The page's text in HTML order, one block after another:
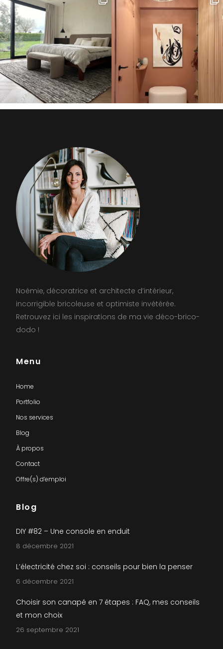
Noémie, décoratrice et architecte d’intérieur,
incorrigible bricoleuse et optimiste invétérée.
Retrouvez ici les inspirations de ma vie déco-brico-
dodo !
Menu
Home
Portfolio
Nos services
Blog
À propos
Contact
Offre(s) d’emploi
Blog
DIY #82 – Une console en enduit
8 décembre 2021
L’électricité chez soi : conseils pour bien la penser
6 décembre 2021
Choisir son canapé en 7 étapes : FAQ, mes conseils
et mon choix
26 septembre 2021